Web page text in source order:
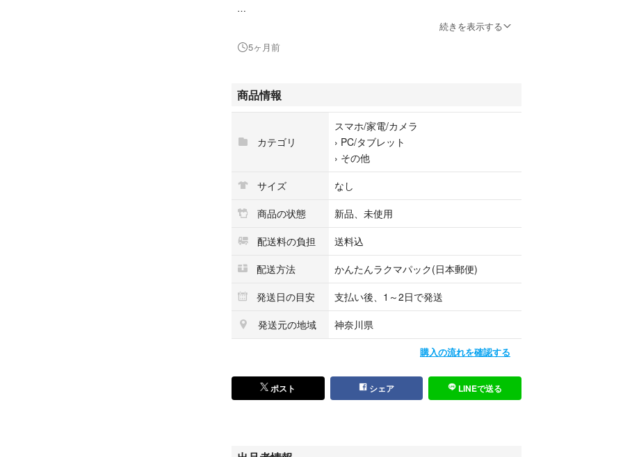
よろしくお願い致します。
スタイラスペン iPad Apple Pencil タッチペン Android IOS Window
s タブレット電話ペン
続きを表示する
5ヶ月前
商品情報
カテゴリ
スマホ/家電/カメラ
› PC/タブレット
› その他
サイズ
なし
商品の状態
新品、未使用
配送料の負担
送料込
配送方法
かんたんラクマパック(日本郵便)
発送日の目安
支払い後、1～2日で発送
発送元の地域
神奈川県
購入の流れを確認する
ポスト シェア LINEで送る